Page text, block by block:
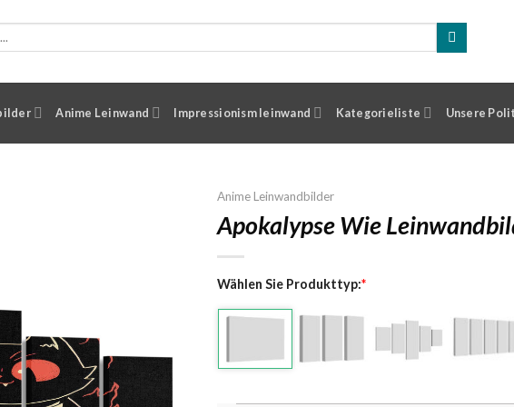
Anime Leinwand Impressionism leinwand Kategorieliste Unsere
Anime Leinwandbilder
Apokalypse Wie
Wählen Sie Produkttyp:*